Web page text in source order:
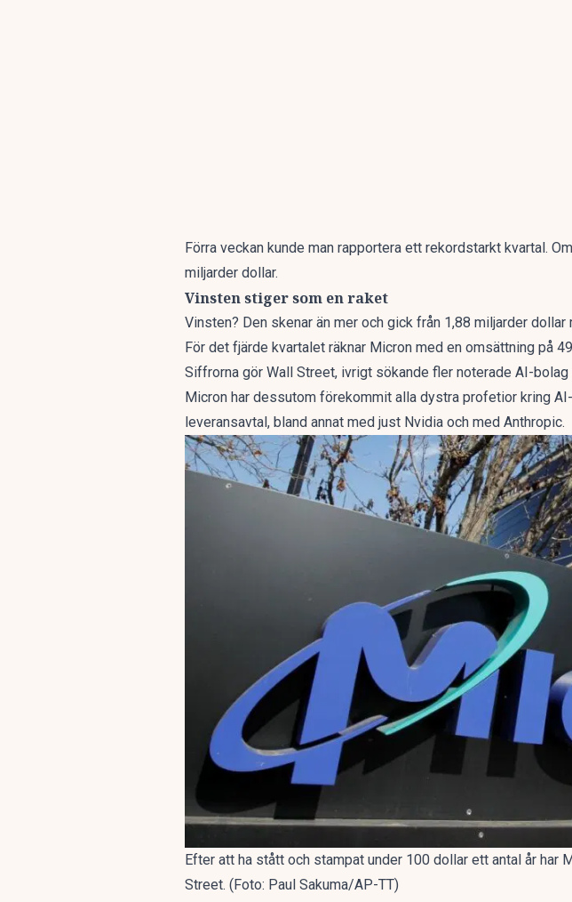
Förra veckan kunde man rapportera ett rekordstarkt kvartal.
miljarder dollar.
Vinsten stiger som en raket
Vinsten? Den skenar än mer och gick från 1,88 miljarder
För det fjärde kvartalet räknar Micron med en omsättning på
Siffrorna gör Wall Street, ivrigt sökande fler noterade AI-
Micron har dessutom förekommit alla dystra profetior kring
leveransavtal, bland annat med just Nvidia och med Anthropic.
Efter att ha stått och stampat under 100 dollar ett antal år
Street. (Foto: Paul Sakuma/AP-TT)